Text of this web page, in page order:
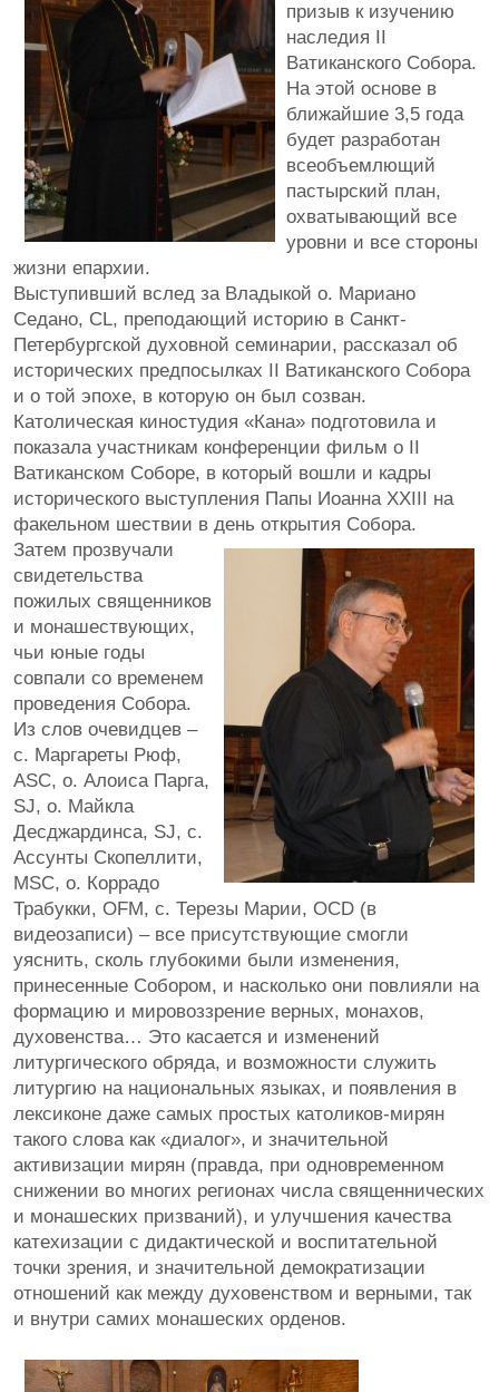
призыв к изучению
наследия II
Ватиканского Собора.
На этой основе в
ближайшие 3,5 года
будет разработан
всеобъемлющий
пастырский план,
охватывающий все
уровни и все стороны
жизни епархии.
Выступивший вслед за Владыкой о. Мариано
Седано, CL, преподающий историю в Санкт-
Петербургской духовной семинарии, рассказал об
исторических предпосылках II Ватиканского Собора
и о той эпохе, в которую он был созван.
Католическая киностудия «Кана» подготовила и
показала участникам конференции фильм о II
Ватиканском Соборе, в который вошли и кадры
исторического выступления Папы Иоанна XXIII на
факельном шествии в день открытия Собора.
Затем прозвучали
свидетельства
пожилых священников
и монашествующих,
чьи юные годы
совпали со временем
проведения Собора.
Из слов очевидцев –
с. Маргареты Рюф,
ASC, о. Алоиса Парга,
SJ, о. Майкла
Десджардинса, SJ, с.
Ассунты Скопеллити,
MSC, о. Коррадо
Трабукки, OFM, с. Терезы Марии, OCD (в
видеозаписи) – все присутствующие смогли
уяснить, сколь глубокими были изменения,
принесенные Собором, и насколько они повлияли на
формацию и мировоззрение верных, монахов,
духовенства… Это касается и изменений
литургического обряда, и возможности служить
литургию на национальных языках, и появления в
лексиконе даже самых простых католиков-мирян
такого слова как «диалог», и значительной
активизации мирян (правда, при одновременном
снижении во многих регионах числа священнических
и монашеских призваний), и улучшения качества
катехизации с дидактической и воспитательной
точки зрения, и значительной демократизации
отношений как между духовенством и верными, так
и внутри самих монашеских орденов.